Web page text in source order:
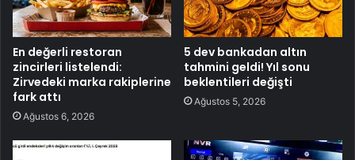
En değerli restoran
zincirleri listelendi:
Zirvedeki marka rakiplerine
fark attı
Ağustos 6, 2026
5 dev bankadan altın
tahmini geldi! Yıl sonu
beklentileri değişti
Ağustos 5, 2026